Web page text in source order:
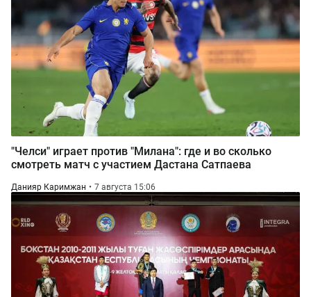
"Челси" играет против "Милана": где и во сколько
смотреть матч с участием Дастана Сатпаева
Данияр Каримжан 7 августа 15:06